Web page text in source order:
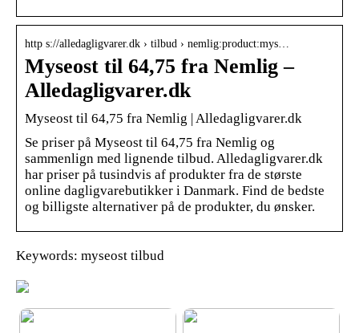
http s://alledagligvarer.dk › tilbud › nemlig:product:mys…
Myseost til 64,75 fra Nemlig –
Alledagligvarer.dk
Myseost til 64,75 fra Nemlig | Alledagligvarer.dk
Se priser på Myseost til 64,75 fra Nemlig og
sammenlign med lignende tilbud. Alledagligvarer.dk
har priser på tusindvis af produkter fra de største
online dagligvarebutikker i Danmark. Find de bedste
og billigste alternativer på de produkter, du ønsker.
Keywords: myseost tilbud